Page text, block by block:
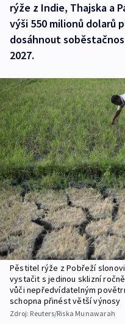
rýže z Indie, Thajska a
výši 550 milionů dolarů
dosáhnout
2027.
Pěstitel rýže z Pobřeží
vystačit s jedinou sklizní
vůči nepředvídatelným
schopna přinést větší výnosy
Zdroj: Reuters/Riska Munawarah